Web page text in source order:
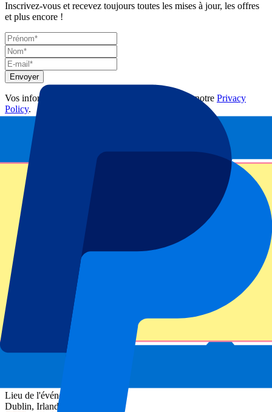
Inscrivez-vous et recevez toujours toutes les mises à jour, les offres
et plus encore !
Envoyer
Vos informations seront utilisées conformément à notre Privacy
Policy.
Merci d'avoir envoyé le formulaire !
Informations sur l'événement
Ireland vs Wales Six Nations Billets
L’Irlande accueille le pays de Galles à Dublin, une rencontre qui
remonte à 1882 et compte parmi les plus anciennes du rugby
international. The Boys in Green et The Dragons offrent toujours un
affrontement rempli d’histoire, de fierté nationale et d’essais
mémorables. Les chants, les drapeaux et l’intensité de l’Aviva
Stadium font de ce match l’un des moments forts du Tournoi des Six
Nations.
Envie de voir d’autres matchs ? Découvrez tous les
billets Six
Nations
Six Nations 2026
Match
Lieu de l'événement
Dublin, Irlande